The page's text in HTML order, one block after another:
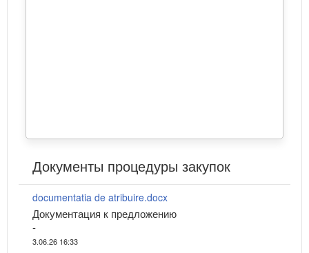
Документы процедуры закупок
documentatia de atribuire.docx
Документация к предложению
-
3.06.26 16:33